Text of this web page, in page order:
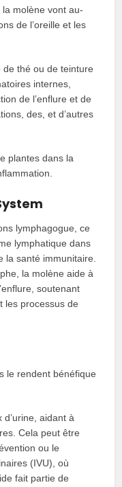
molène vont au-
de l’oreille et les
thé ou de teinture
internes,
de l’enflure et de
des, et d’autres
plantes dans la
lymphagogue, ce
lymphatique dans
la santé immunitaire.
la molène aide à
soutenant
les processus de
le rendent bénéfique
d’urine, aidant à
Cela peut être
ou le
(IVU), où
fait partie de